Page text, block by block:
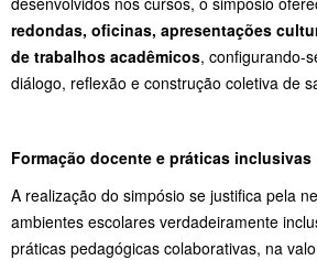
redondas, oficinas, apresentações
de trabalhos acadêmicos, configurando-
diálogo, reflexão e construção coletiva de
Formação docente e práticas inclusivas
A realização do simpósio se justifica pela
ambientes escolares verdadeiramente
práticas pedagógicas colaborativas, na